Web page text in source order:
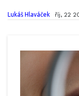
Lukáš Hlaváček říj, 22